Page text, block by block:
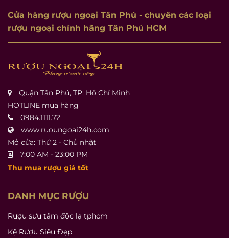
Cửa hàng rượu ngoại Tân Phú - chuyên các loại
rượu ngoại chính hãng Tân Phú HCM
Quận Tân Phú, TP. Hồ Chí Minh
HOTLINE mua hàng
0984.1111.72
www.ruoungoai24h.com
Mở cửa: Thứ 2 - Chủ nhật
7:00 AM - 23:00 PM
Thu mua rượu giá tốt
DANH MỤC RƯỢU
Rượu sưu tầm độc lạ tphcm
Kệ Rượu Siêu Đẹp